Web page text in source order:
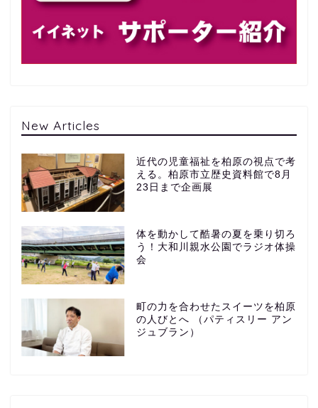
New Articles
近代の児童福祉を柏原の視点で考
える。柏原市立歴史資料館で8月
23日まで企画展
体を動かして酷暑の夏を乗り切ろ
う！大和川親水公園でラジオ体操
会
町の力を合わせたスイーツを柏原
の人びとへ （パティスリー アン
ジュブラン）